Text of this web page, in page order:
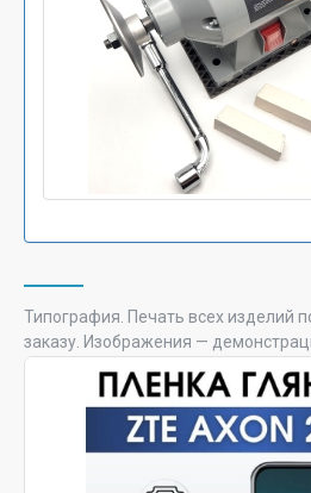
Типография. Печать всех изделий
заказу. Изображения —